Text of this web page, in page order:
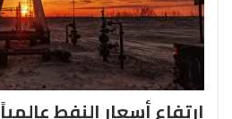
ارتفاع أسعار النفط عالمياً